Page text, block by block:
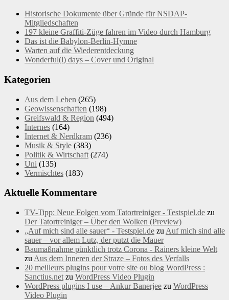
Historische Dokumente über Gründe für NSDAP-
Mitgliedschaften
197 kleine Graffiti-Züge fahren im Video durch Hamburg
Das ist die Babylon-Berlin-Hymne
Warten auf die Wiederentdeckung
Wonderful(l) days – Cover und Original
Kategorien
Aus dem Leben (265)
Geowissenschaften (198)
Greifswald & Region (494)
Internes (164)
Internet & Nerdkram (236)
Musik & Style (383)
Politik & Wirtschaft (274)
Uni (135)
Vermischtes (183)
Aktuelle Kommentare
TV-Tipp: Neue Folgen vom Tatortreiniger - Testspiel.de zu
Der Tatortreiniger – Über den Wolken (Preview)
„Auf mich sind alle sauer“ - Testspiel.de zu Auf mich sind alle
sauer – vor allem Lutz, der putzt die Mauer
Baumaßnahme pünktlich trotz Corona - Rainers kleine Welt
zu Aus dem Inneren der Straze – Fotos des Verfalls
20 meilleurs plugins pour votre site ou blog WordPress :
Sanctius.net zu WordPress Video Plugin
WordPress plugins I use – Ankur Banerjee zu WordPress
Video Plugin